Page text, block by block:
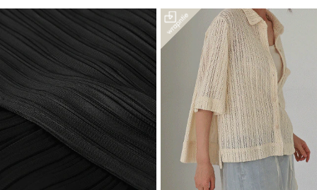
기기 좋은 아이템입니다~